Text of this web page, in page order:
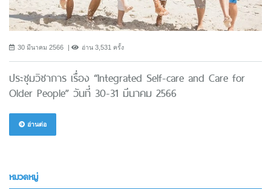
30 มีนาคม 2566 อ่าน 3,531 ครั้ง
ประชุมวิชาการ เรื่อง “Integrated Self-care and Care for
Older People” วันที่ 30-31 มีนาคม 2566
อ่านต่อ
หมวดหมู่